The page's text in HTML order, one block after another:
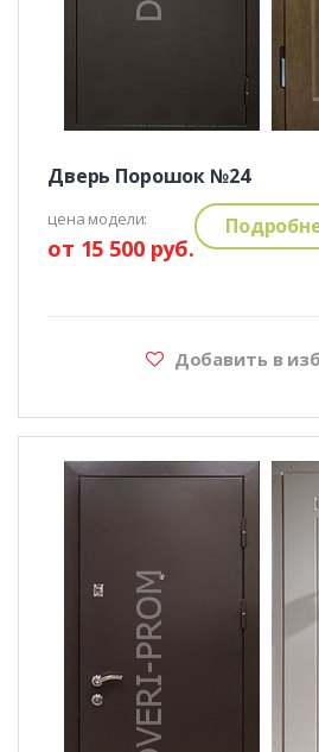
Дверь Порошок №24
цена модели:
от 15 500 руб.
Добавить в